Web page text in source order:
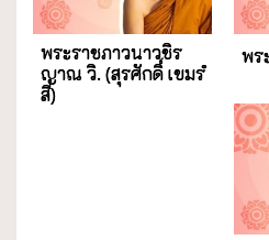
พระราชภาวนาวชิร
ญาณ วิ. (สุรศักดิ์ เขมรํ
สี)
พร